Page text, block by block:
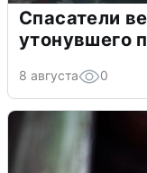
Спасатели
утонувшего
8 августа 0